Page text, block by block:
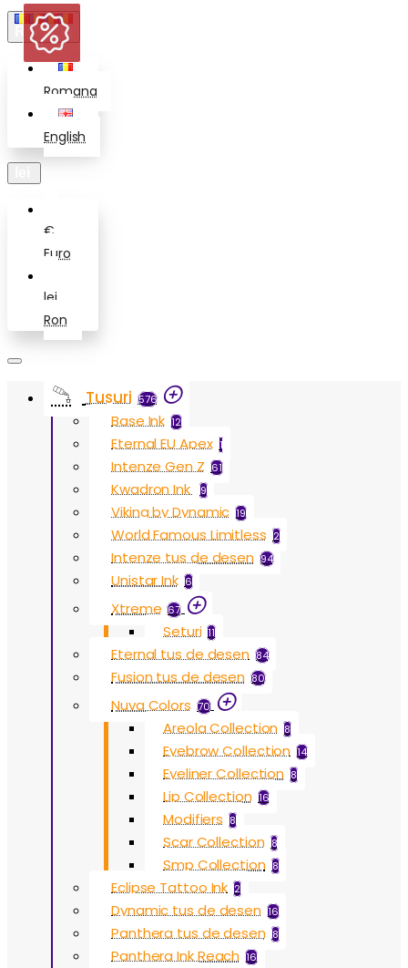
Romana
Romana
English
€
Euro
lei
Ron
Tusuri 576
Base Ink 12
Eternal EU Apex 1
Intenze Gen Z 61
Kwadron Ink 9
Viking by Dynamic 19
World Famous Limitless 2
Intenze tus de desen 94
Unistar Ink 6
Xtreme 67
Seturi 11
Eternal tus de desen 84
Fusion tus de desen 80
Nuva Colors 70
Areola Collection 8
Eyebrow Collection 14
Eyeliner Collection 8
Lip Collection 16
Modifiers 8
Scar Collection 8
Smp Collection 8
Eclipse Tattoo Ink 2
Dynamic tus de desen 16
Panthera tus de desen 8
Panthera Ink Reach 16